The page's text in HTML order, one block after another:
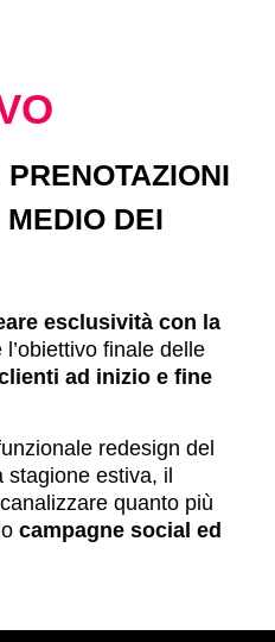
DEI
esclusività con la
l’obiettivo finale delle
ad inizio e fine
redesign del
stagione estiva, il
quanto più
campagne social ed